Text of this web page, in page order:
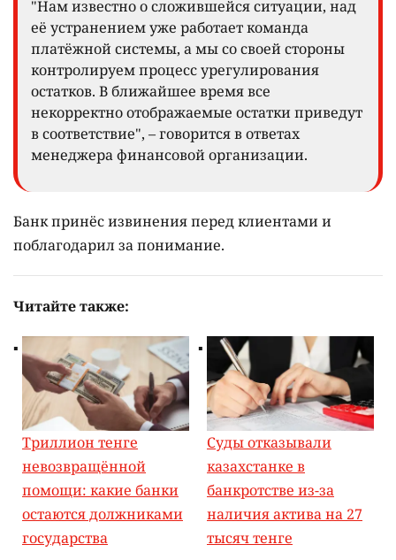
"Нам известно о сложившейся ситуации, над
её устранением уже работает команда
платёжной системы, а мы со своей стороны
контролируем процесс урегулирования
остатков. В ближайшее время все
некорректно отображаемые остатки приведут
в соответствие", – говорится в ответах
менеджера финансовой организации.
Банк принёс извинения перед клиентами и
поблагодарил за понимание.
Читайте также:
Триллион тенге
невозвращённой
помощи: какие банки
остаются должниками
государства
Суды отказывали
казахстанке в
банкротстве из-за
наличия актива на 27
тысяч тенге